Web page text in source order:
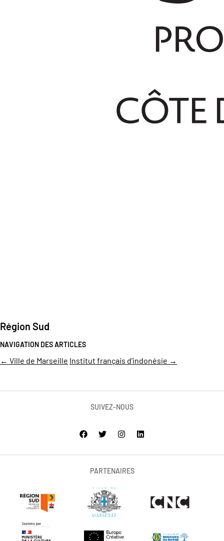
Région Sud
NAVIGATION DES ARTICLES
← Ville de Marseille Institut français d’indonésie →
SUIVEZ-NOUS
PARTENAIRES